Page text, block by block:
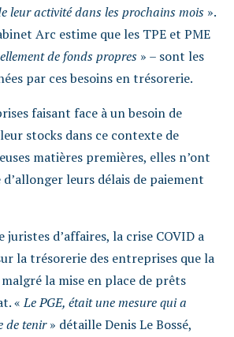
leur activité dans les prochains mois ».
Arc estime que les TPE et PME
de fonds propres » – sont les
par ces besoins en trésorerie.
faisant face à un besoin de
stocks dans ce contexte de
matières premières, elles n’ont
d’allonger leurs délais de paiement
juristes d’affaires, la crise COVID a
la trésorerie des entreprises que la
la mise en place de prêts
«Le PGE, était une mesure qui a
de tenir» détaille Denis Le Bossé,